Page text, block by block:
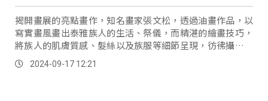
揭開畫展的亮點畫作，知名畫家張文松，透過油畫作品，以
寫實畫風畫出泰雅族人的生活、祭儀，而精湛的繪畫技巧，
將族人的肌膚質感、髮絲以及族服等細節呈現，彷彿攝影作
品一樣栩栩如生，更重要的是藉由這些充滿生命的畫作，記
錄著泰雅族獨特的文面文化。
2024-09-17 12:21